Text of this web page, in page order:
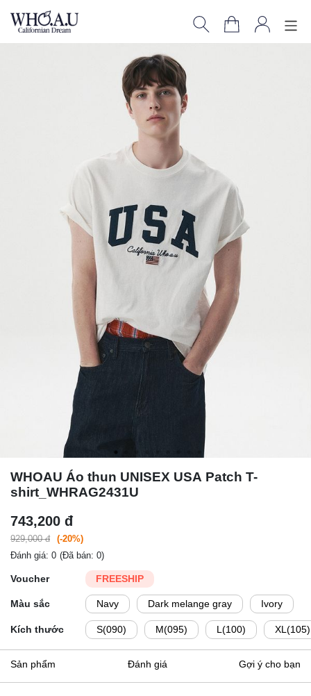
WHOAU Áo thun UNISEX USA Patch T-
shirt_WHRAG2431U
743,200 đ
929,000 đ
(-20%)
Đánh giá: 0 (Đã bán: 0)
Voucher FREESHIP
Màu sắc Navy Dark melange gray Ivory
Kích thước S(090) M(095) L(100) XL(105)
Sản phẩm Đánh giá Gợi ý cho bạn